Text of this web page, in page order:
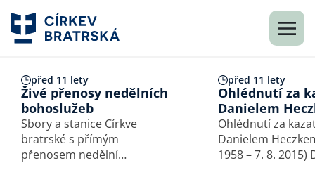
před 11 lety
Živé přenosy nedělních
bohoslužeb
Sbory a stanice Církve
bratrské s přímým
přenosem nedělní
před 11 lety
Ohlédnutí za
Danielem
Ohlédnutí za
Danielem
1958 – 7. 8. 2015) Daniel